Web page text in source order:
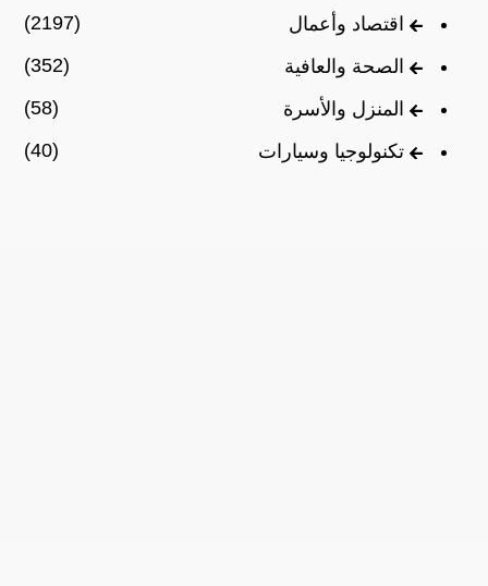
اقتصاد وأعمال
(2197)
الصحة والعافية
(352)
المنزل والأسرة
(58)
تكنولوجيا وسيارات
(40)